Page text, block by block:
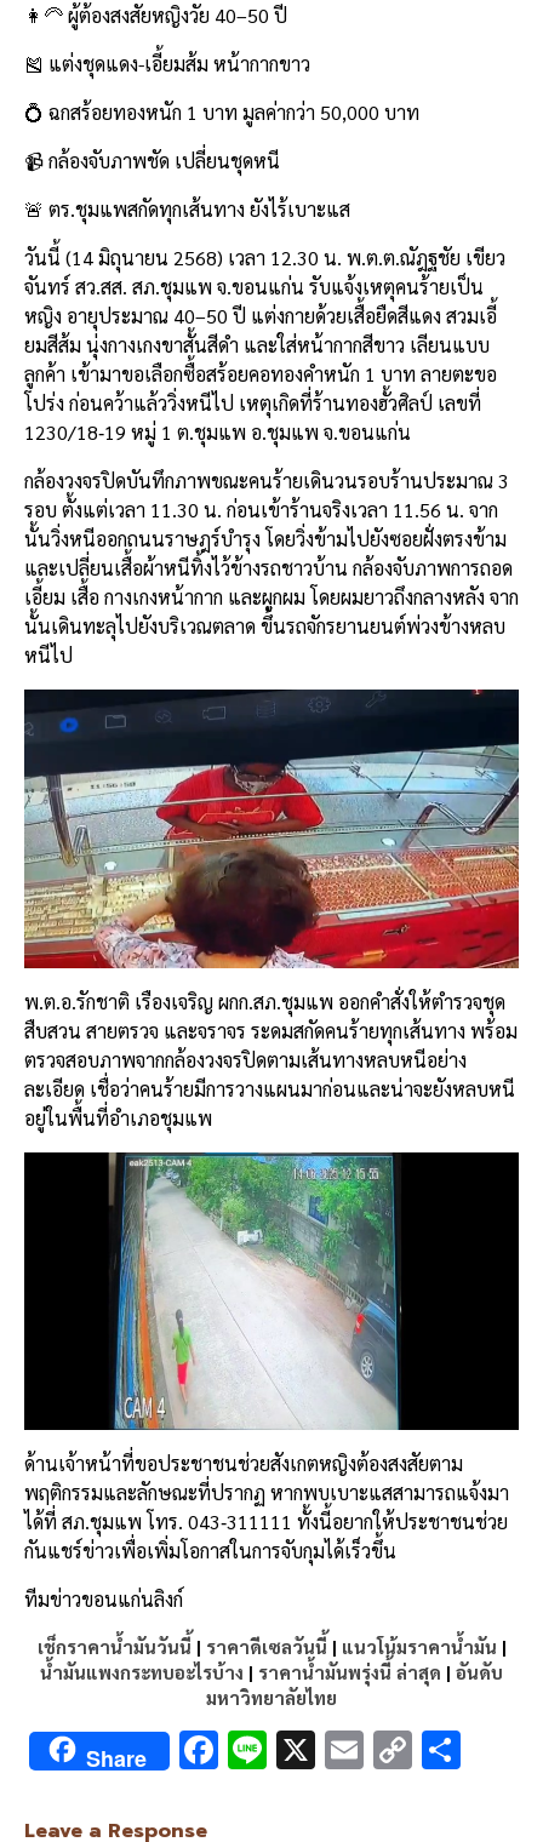
b
o
o k
👩‍🦳 ผู้ต้องสงสัยหญิงวัย 40–50 ปี
🎽 แต่งชุดแดง-เอี้ยมส้ม หน้ากากขาว
💍 ฉกสร้อยทองหนัก 1 บาท มูลค่ากว่า 50,000 บาท
📹 กล้องจับภาพชัด เปลี่ยนชุดหนี
🚨 ตร.ชุมแพสกัดทุกเส้นทาง ยังไร้เบาะแส
วันนี้ (14 มิถุนายน 2568) เวลา 12.30 น. พ.ต.ต.ณัฎฐชัย เขียว
จันทร์ สว.สส. สภ.ชุมแพ จ.ขอนแก่น รับแจ้งเหตุคนร้ายเป็น
หญิง อายุประมาณ 40–50 ปี แต่งกายด้วยเสื้อยืดสีแดง สวมเอี้
ยมสีส้ม นุ่งกางเกงขาสั้นสีดำ และใส่หน้ากากสีขาว เลียนแบบ
ลูกค้า เข้ามาขอเลือกซื้อสร้อยคอทองคำหนัก 1 บาท ลายตะขอ
โปร่ง ก่อนคว้าแล้ววิ่งหนีไป เหตุเกิดที่ร้านทองฮั้วศิลป์ เลขที่
1230/18‑19 หมู่ 1 ต.ชุมแพ อ.ชุมแพ จ.ขอนแก่น
กล้องวงจรปิดบันทึกภาพขณะคนร้ายเดินวนรอบร้านประมาณ 3
รอบ ตั้งแต่เวลา 11.30 น. ก่อนเข้าร้านจริงเวลา 11.56 น. จาก
นั้นวิ่งหนีออกถนนราษฎร์บำรุง โดยวิ่งข้ามไปยังซอยฝั่งตรงข้าม
และเปลี่ยนเสื้อผ้าหนีทิ้งไว้ข้างรถชาวบ้าน กล้องจับภาพการถอด
เอี้ยม เสื้อ กางเกงหน้ากาก และผูกผม โดยผมยาวถึงกลางหลัง จาก
นั้นเดินทะลุไปยังบริเวณตลาด ขึ้นรถจักรยานยนต์พ่วงข้างหลบ
หนีไป
พ.ต.อ.รักชาติ เรืองเจริญ ผกก.สภ.ชุมแพ ออกคำสั่งให้ตำรวจชุด
สืบสวน สายตรวจ และจราจร ระดมสกัดคนร้ายทุกเส้นทาง พร้อม
ตรวจสอบภาพจากกล้องวงจรปิดตามเส้นทางหลบหนีอย่าง
ละเอียด เชื่อว่าคนร้ายมีการวางแผนมาก่อนและน่าจะยังหลบหนี
อยู่ในพื้นที่อำเภอชุมแพ
ด้านเจ้าหน้าที่ขอประชาชนช่วยสังเกตหญิงต้องสงสัยตาม
พฤติกรรมและลักษณะที่ปรากฏ หากพบเบาะแสสามารถแจ้งมา
ได้ที่ สภ.ชุมแพ โทร. 043‑311111 ทั้งนี้อยากให้ประชาชนช่วย
กันแชร์ข่าวเพื่อเพิ่มโอกาสในการจับกุมได้เร็วขึ้น
ทีมข่าวขอนแก่นลิงก์
เช็กราคาน้ำมันวันนี้ | ราคาดีเซลวันนี้ | แนวโน้มราคาน้ำมัน |
น้ำมันแพงกระทบอะไรบ้าง | ราคาน้ำมันพรุ่งนี้ ล่าสุด | อันดับ
มหาวิทยาลัยไทย
Share F Li X E C
Leave a Response